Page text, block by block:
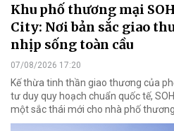
Khu phố thương mại
City: Nơi bản sắc giao
nhịp sống toàn cầu
07/08/2026 17:20
Kế thừa tinh thần giao thương của
tư duy quy hoạch chuẩn quốc tế,
một sắc thái mới cho nhà phố